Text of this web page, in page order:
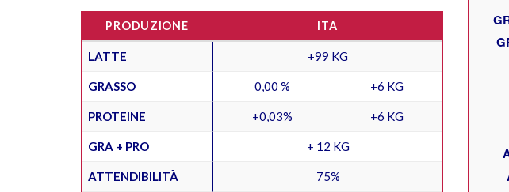
PRODUZIONE ITA
LATTE +99 KG
GRASSO 0,00 % +6 KG
PROTEINE +0,03% +6 KG
GRA + PRO + 12 KG
ATTENDIBILITÀ 75%